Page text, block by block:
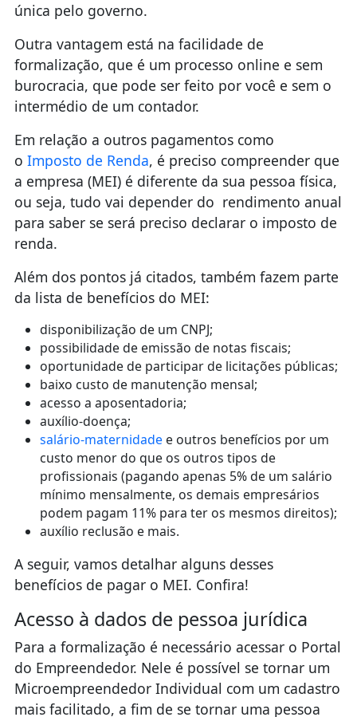
única pelo governo.
Outra vantagem está na facilidade de
formalização, que é um processo online e sem
burocracia, que pode ser feito por você e sem o
intermédio de um contador.
Em relação a outros pagamentos como
o Imposto de Renda, é preciso compreender que
a empresa (MEI) é diferente da sua pessoa física,
ou seja, tudo vai depender do rendimento anual
para saber se será preciso declarar o imposto de
renda.
Além dos pontos já citados, também fazem parte
da lista de benefícios do MEI:
disponibilização de um CNPJ;
possibilidade de emissão de notas fiscais;
oportunidade de participar de licitações públicas;
baixo custo de manutenção mensal;
acesso a aposentadoria;
auxílio-doença;
salário-maternidadee outros benefícios por um
custo menor do que os outros tipos de
profissionais (pagando apenas 5% de um salário
mínimo mensalmente, os demais empresários
podem pagam 11% para ter os mesmos direitos);
auxílio reclusão e mais.
A seguir, vamos detalhar alguns desses
benefícios de pagar o MEI. Confira!
Acesso à dados de pessoa jurídica
Para a formalização é necessário acessar o Portal
do Empreendedor. Nele é possível se tornar um
Microempreendedor Individual com um cadastro
mais facilitado, a fim de se tornar uma pessoa